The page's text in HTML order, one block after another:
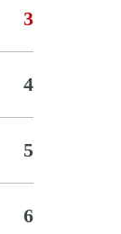
3
4
5
6